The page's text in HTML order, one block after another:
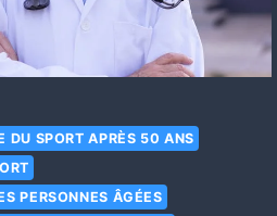
DU SPORT APRÈS 50 ANS
PERSONNES ÂGÉES